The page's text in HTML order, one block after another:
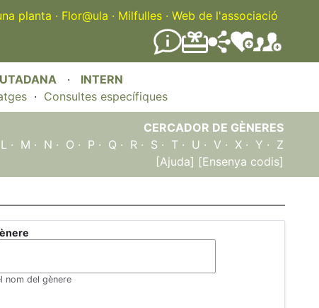
planta · Flor@ula · Milfulles · Web de l'associació
· INTERN
· Consultes específiques
CERCADOR DE GÈNERES
L · M · N · O · P · Q · R · S · T · U · V · X · Y · Z
[Ajuda] [Ensenya codis]
nom del gènere